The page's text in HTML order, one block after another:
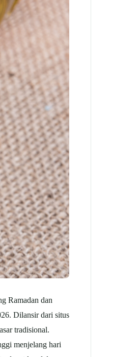
Ramadan dan
Dilansir dari situs
tradisional.
menjelang hari